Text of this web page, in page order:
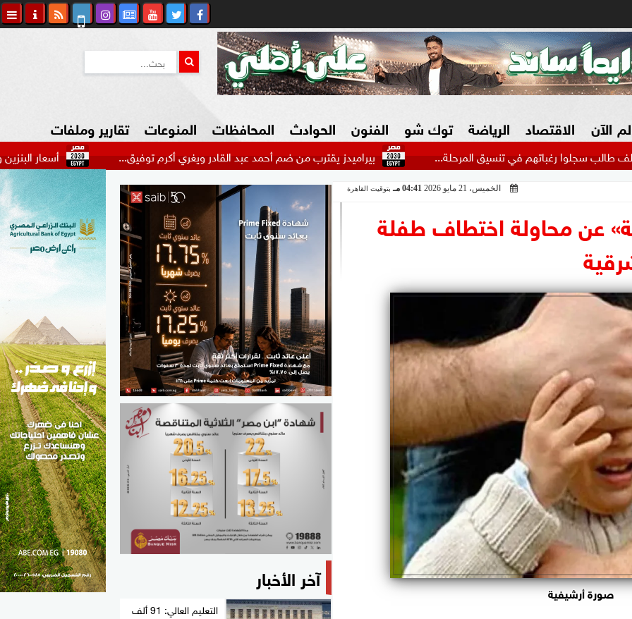
الآن الاقتصاد
الزراعة فى مصر
المسؤولية المجتمعية
الرياضة
بطولات عربية
بطولات عالمية
توك شو الفنون الحوادث
شكاوي المواطن
المحافظات المنوعات
السياحة في مصر
التكنولوجيا
المرأة والأسرة
السيارات
الطب والصحة
مواهب مصر
تقارير وملفات
أسعار البنزين والسولار اليوم الأحد 9 أغسطس بيراميدز يقترب من ضم أحمد عبد القادر ويغري أكرم توفيق...
الخميس، 21 مايو 2026 04:41 مـ بتوقيت القاهرة
عن محاولة اختطاف طفلة
صورة أرشيفية
آخر الأخبار
التعليم العالي: 91 ألف